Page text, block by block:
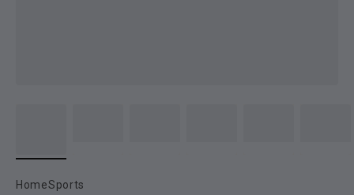
HomeSports